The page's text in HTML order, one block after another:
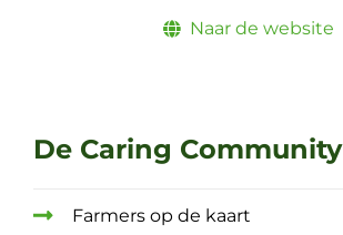
Naar de website
De Caring Community
Farmers op de kaart